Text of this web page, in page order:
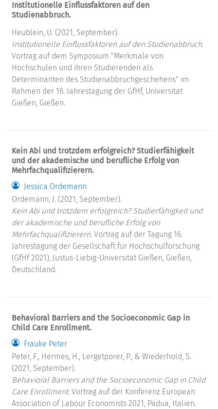
Institutionelle Einflussfaktoren auf den
Studienabbruch.
Heublein, U. (2021, September).
Institutionelle Einflussfaktoren auf den Studienabbruch.
Vortrag auf dem Symposium "Merkmale von
Hochschulen und ihren Studierenden als
Determinanten des Studienabbruchgeschehens" im
Rahmen der 16. Jahrestagung der GfHf, Universität
Gießen, Gießen.
Kein Abi und trotzdem erfolgreich? Studierfähigkeit
und der akademische und berufliche Erfolg von
Mehrfachqualifizierern.
Jessica Ordemann
Ordemann, J. (2021, September).
Kein Abi und trotzdem erfolgreich? Studierfähigkeit und
der akademische und berufliche Erfolg von
Mehrfachqualifizierern. Vortrag auf der Tagung 16.
Jahrestagung der Gesellschaft für Hochschulforschung
(GfHf 2021), Justus-Liebig-Universität Gießen, Gießen,
Deutschland.
Behavioral Barriers and the Socioeconomic Gap in
Child Care Enrollment.
Frauke Peter
Peter, F., Hermes, H., Lergetporer, P., & Wiederhold, S.
(2021, September).
Behavioral Barriers and the Socioeconomic Gap in Child
Care Enrollment. Vortrag auf der Konferenz European
Association of Labour Economists 2021, Padua, Italien.